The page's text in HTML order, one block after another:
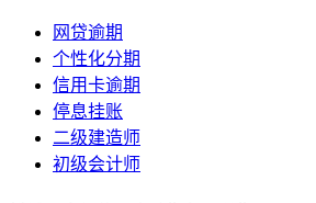
网贷逾期
个性化分期
信用卡逾期
停息挂账
二级建造师
初级会计师